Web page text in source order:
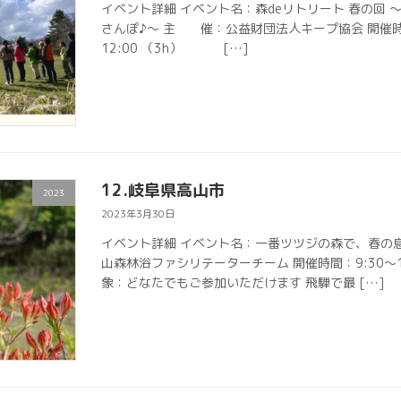
イベント詳細 イベント名：森deリトリート 春の回
さんぽ♪～ 主 催：公益財団法人キープ協会 開
12:00 （3h） […]
2023 12.岐阜県高山市
2023年3月30日
イベント詳細 イベント名：一番ツツジの森で、
山森林浴ファシリテーターチーム 開催時間：
象：どなたでもご参加いただけます 飛騨で最 […]